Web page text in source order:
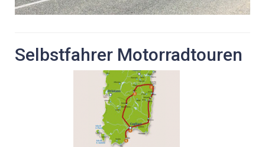
Selbstfahrer Motorradtouren